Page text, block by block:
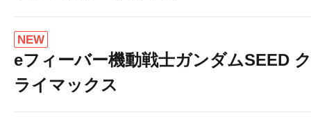
NEW
eフィーバー機動戦士ガンダムSEED ク
ライマックス